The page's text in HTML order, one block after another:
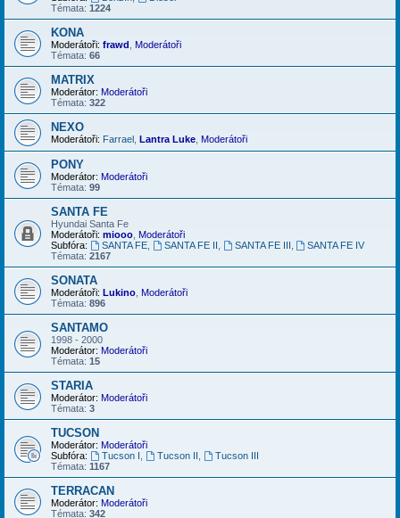
Témata: 1224
KONA
Moderátoři: frawd
Moderátoři
Témata: 66
MATRIX
Moderátor: Moderátoři
Témata: 322
NEXO
Moderátoři: Farrael Lantra Luke Moderátoři
PONY
Moderátor: Moderátoři
Témata: 99
SANTA FE
Hyundai Santa Fe
Moderátoři: miooo Moderátoři
Subfóra:
SANTA FE, SANTA FE II SANTA FE III
SANTA FE IV
Témata: 2167
SONATA
Moderátoři: Lukino Moderátoři
Témata: 896
SANTAMO
1998 - 2000
Moderátor: Moderátoři
Témata: 15
STARIA
Moderátor: Moderátoři
Témata: 3
TUCSON
Moderátor: Moderátoři
Subfóra:
Tucson I Tucson II
Tucson III
Témata: 1167
TERRACAN
Moderátor: Moderátoři
Témata: 342